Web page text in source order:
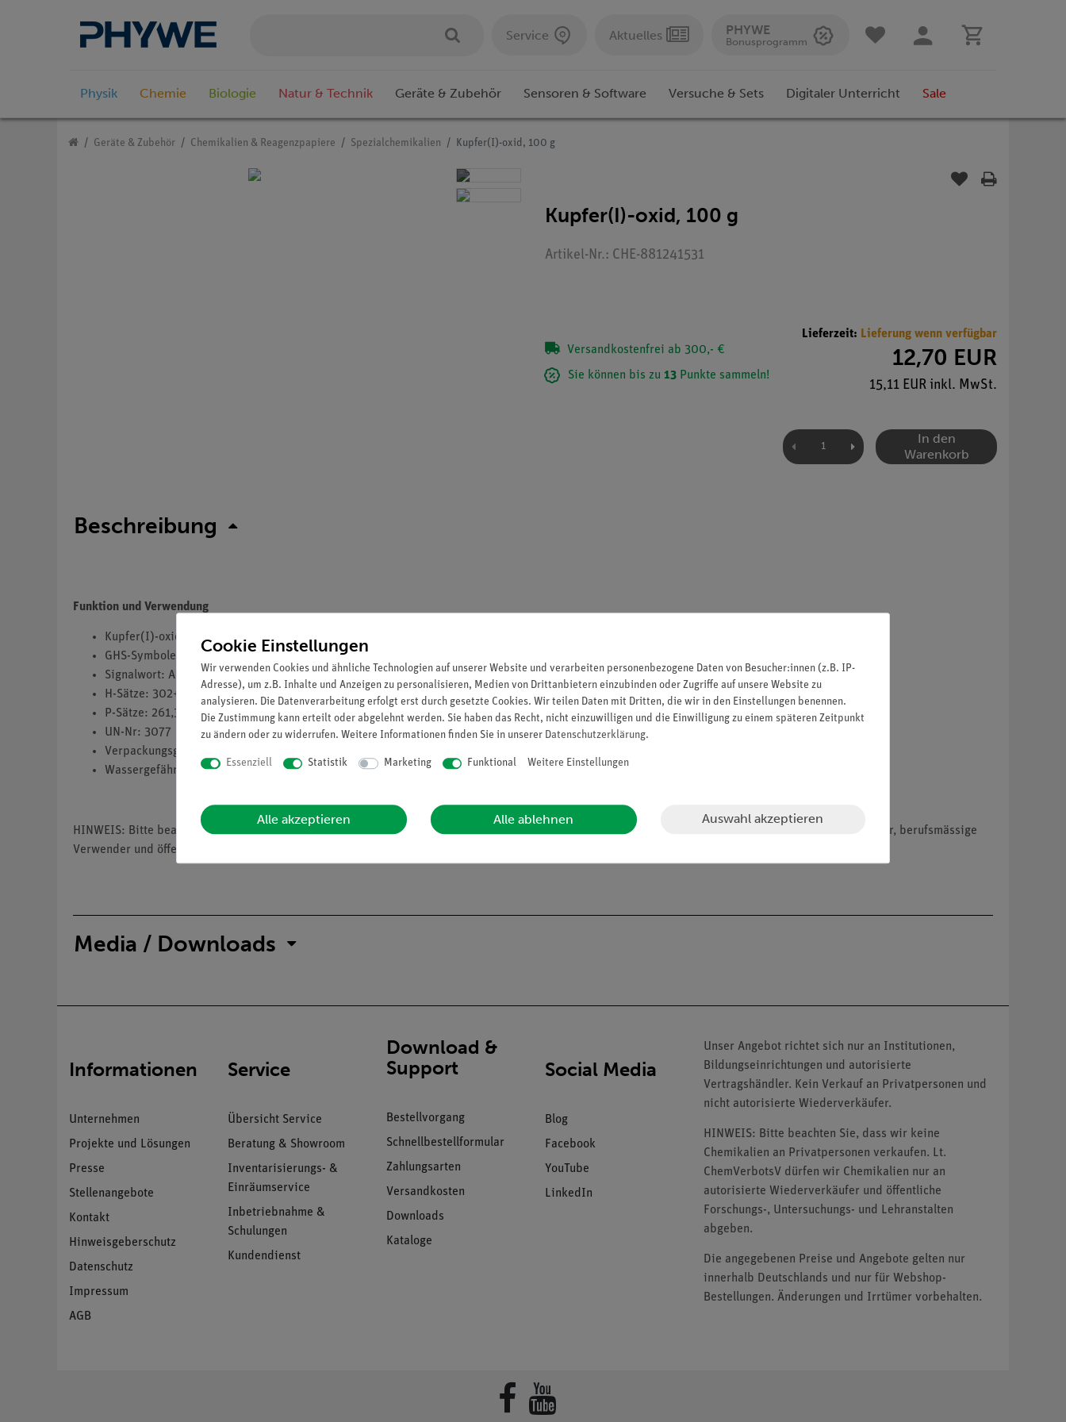
Service Aktuelles PHYWE
Bonusprogramm
Physik Chemie Biologie Natur & Technik Geräte & Zubehör Sensoren & Software Versuche & Sets Digitaler Unterricht Sale
Geräte & Zubehör Chemikalien & Reagenzpapiere Spezialchemikalien Kupfer(I)-oxid, 100 g
Kupfer(I)-oxid, 100 g
Artikel-Nr.: CHE-881241531
Versandkostenfrei ab 300,- €
Sie können bis zu 13 Punkte sammeln!
Lieferzeit: Lieferung wenn verfügbar
12,70 EUR
15,11 EUR inkl. MwSt.
In den
Warenkorb
Beschreibung
Funktion und Verwendung
Kupfer(I)-oxid 86% reinst
GHS-Symbole(s): GHS07,GHS09
Signalwort: Achtung
H-Sätze: 302+332,319,410
P-Sätze: 261,301+312+330,305+351+338
UN-Nr: 3077
Verpackungsgruppe: 3
Wassergefährdungsklasse: 3
HINWEIS: Bitte beachten Sie, dass wir keine Chemikalien an Privatpersonen verkaufen. Lt. ChemVerbotsV dürfen wir Chemikalien nur an Wiederverkäufer, berufsmässige
Verwender und öffentliche Forschungs-, Untersuchungs- und Lehranstalten abgeben.
Media / Downloads
Informationen
Unternehmen
Projekte und Lösungen
Presse
Stellenangebote
Kontakt
Hinweisgeberschutz
Datenschutz
Impressum
AGB
Service
Übersicht Service
Beratung & Showroom
Inventarisierungs- &
Einräumservice
Inbetriebnahme &
Schulungen
Kundendienst
Download &
Support
Bestellvorgang
Schnellbestellformular
Zahlungsarten
Versandkosten
Downloads
Kataloge
Social Media
Blog
Facebook
YouTube
LinkedIn
Unser Angebot richtet sich nur an Institutionen,
Bildungseinrichtungen und autorisierte
Vertragshändler. Kein Verkauf an Privatpersonen und
nicht autorisierte Wiederverkäufer.
HINWEIS: Bitte beachten Sie, dass wir keine
Chemikalien an Privatpersonen verkaufen. Lt.
ChemVerbotsV dürfen wir Chemikalien nur an
autorisierte Wiederverkäufer und öffentliche
Forschungs-, Untersuchungs- und Lehranstalten
abgeben.
Die angegebenen Preise und Angebote gelten nur
innerhalb Deutschlands und nur für Webshop-
Bestellungen. Änderungen und Irrtümer vorbehalten.
Cookie Einstellungen
Wir verwenden Cookies und ähnliche Technologien auf unserer Website und verarbeiten personenbezogene Daten von Besucher:innen (z.B. IP-
Adresse), um z.B. Inhalte und Anzeigen zu personalisieren, Medien von Drittanbietern einzubinden oder Zugriffe auf unsere Website zu
analysieren. Die Datenverarbeitung erfolgt erst durch gesetzte Cookies. Wir teilen Daten mit Dritten, die wir in den Einstellungen benennen.
Die Zustimmung kann erteilt oder abgelehnt werden. Sie haben das Recht, nicht einzuwilligen und die Einwilligung zu einem späteren Zeitpunkt
zu ändern oder zu widerrufen. Weitere Informationen finden Sie in unserer Daten­schutz­erklärung.
Essenziell Statistik Marketing Funktional Weitere Einstellungen
Alle akzeptieren Alle ablehnen Auswahl akzeptieren